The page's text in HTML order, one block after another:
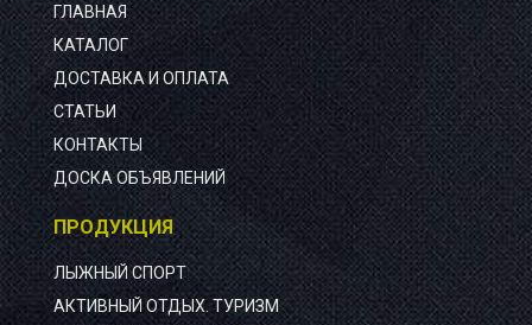
ГЛАВНАЯ
КАТАЛОГ
ДОСТАВКА И ОПЛАТА
СТАТЬИ
КОНТАКТЫ
ДОСКА ОБЪЯВЛЕНИЙ
ПРОДУКЦИЯ
ЛЫЖНЫЙ СПОРТ
АКТИВНЫЙ ОТДЫХ. ТУРИЗМ